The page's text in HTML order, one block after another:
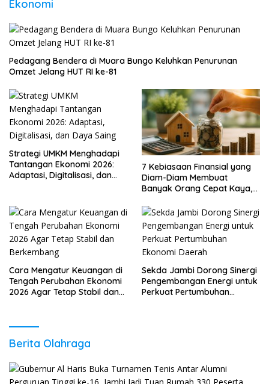
Ekonomi
Pedagang Bendera di Muara Bungo Keluhkan Penurunan
Omzet Jelang HUT RI ke-81
Strategi UMKM Menghadapi
Tantangan Ekonomi 2026:
Adaptasi, Digitalisasi, dan
7 Kebiasaan Finansial yang
Diam-Diam Membuat
Banyak Orang Cepat Kaya,
Cara Mengatur Keuangan di
Tengah Perubahan Ekonomi
2026 Agar Tetap Stabil dan
Sekda Jambi Dorong Sinergi
Pengembangan Energi untuk
Perkuat Pertumbuhan
Berita Olahraga